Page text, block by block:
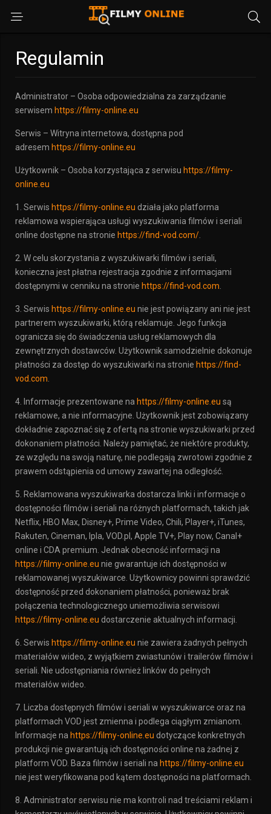
Regulamin
Administrator – Osoba odpowiedzialna za zarządzanie
serwisem https://filmy-online.eu
Serwis – Witryna internetowa, dostępna pod
adresem https://filmy-online.eu
Użytkownik – Osoba korzystająca z serwisu https://filmy-
online.eu
1. Serwis https://filmy-online.eu działa jako platforma
reklamowa wspierająca usługi wyszukiwania filmów i seriali
online dostępne na stronie https://find-vod.com/
2. W celu skorzystania z wyszukiwarki filmów i seriali,
konieczna jest płatna rejestracja zgodnie z informacjami
dostępnymi w cenniku na stronie https://find-vod.com
3. Serwis https://filmy-online.eu nie jest powiązany ani nie jest
partnerem wyszukiwarki, którą reklamuje. Jego funkcja
ogranicza się do świadczenia usług reklamowych dla
zewnętrznych dostawców. Użytkownik samodzielnie dokonuje
płatności za dostęp do wyszukiwarki na stronie https://find-
vod.com
4. Informacje prezentowane na https://filmy-online.eu są
reklamowe, a nie informacyjne. Użytkownik jest zobowiązany
dokładnie zapoznać się z ofertą na stronie wyszukiwarki przed
dokonaniem płatności. Należy pamiętać, że niektóre produkty,
ze względu na swoją naturę, nie podlegają zwrotowi zgodnie z
prawem odstąpienia od umowy zawartej na odległość.
5. Reklamowana wyszukiwarka dostarcza linki i informacje o
dostępności filmów i seriali na różnych platformach, takich jak
Netflix, HBO Max, Disney+, Prime Video, Chili, Player+, iTunes,
Rakuten, Cineman, Ipla, VOD.pl, Apple TV+, Play now, Canal+
online i CDA premium. Jednak obecność informacji na
https://filmy-online.eu nie gwarantuje ich dostępności w
reklamowanej wyszukiwarce. Użytkownicy powinni sprawdzić
dostępność przed dokonaniem płatności, ponieważ brak
połączenia technologicznego uniemożliwia serwisowi
https://filmy-online.eu dostarczenie aktualnych informacji.
6. Serwis https://filmy-online.eu nie zawiera żadnych pełnych
materiałów wideo, z wyjątkiem zwiastunów i trailerów filmów i
seriali. Nie udostępniania również linków do pełnych
materiałów wideo.
7. Liczba dostępnych filmów i seriali w wyszukiwarce oraz na
platformach VOD jest zmienna i podlega ciągłym zmianom.
Informacje na https://filmy-online.eu dotyczące konkretnych
produkcji nie gwarantują ich dostępności online na żadnej z
platform VOD. Baza filmów i seriali na https://filmy-online.eu
nie jest weryfikowana pod kątem dostępności na platformach.
8. Administrator serwisu nie ma kontroli nad treściami reklam i